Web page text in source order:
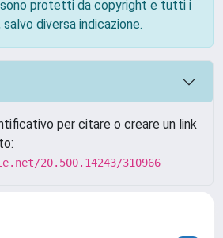
protetti da copyright e tutti i
diversa indicazione.
per citare o creare un link
20.500.14243/310966